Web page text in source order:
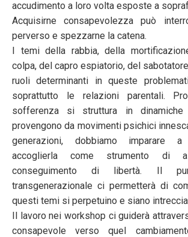
accudimento a loro volta esposte a
Acquisirne consapevolezza può
perverso e spezzarne la catena.
I temi della rabbia, della
colpa, del capro espiatorio, del
ruoli determinanti in queste
soprattutto le relazioni parentali.
sofferenza si struttura in dinamiche
provengono da movimenti psichici
generazioni, dobbiamo imparare
accoglierla come strumento di
conseguimento di libertà. Il
transgenerazionale ci permetterà di
questi temi si perpetuino e siano
Il lavoro nei workshop ci guiderà
consapevole verso quel